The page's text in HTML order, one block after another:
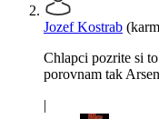
Jozef Kostrab
Chlapci pozrite si
porovnam tak
|